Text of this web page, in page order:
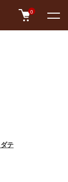
0
テ